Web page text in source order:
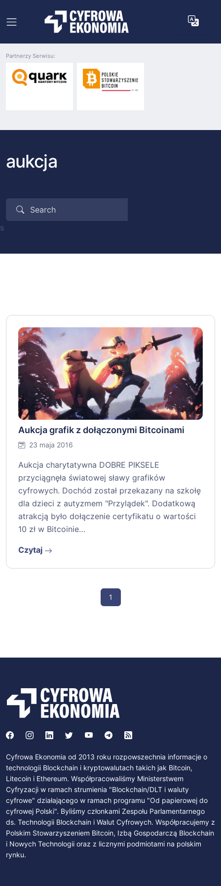
Partnerzy Serwisu:
aukcja
s
Aukcja grafik z dołączonymi Bitcoinami
23 maja 2016
Aukcja charytatywna DOBRE PIKSELE
przyciągnęła światowej sławy grafików
cyfrowych. Dochód został przekazany na szkołę
dla dzieci z autyzmem "Przylądek". Dodatkową
atrakcją było dołączenie certyfikatu o wartości
10 zł w Bitcoinie…
Czytaj
1
Cyfrowa Ekonomia od 2013 roku rozpowszechnia informacje o
technologii Blockchain i kryptowalutach takich jak Bitcoin,
Litecoin i Ethereum. Współpracowaliśmy Ministerstwem
Cyfryzacji w ramach strumienia "Blockchain/DLT i waluty
cyfrowe" działającego w ramach programu "Od papierowej do
cyfrowej Polski". Byliśmy członkami Zespołu Parlamentarnego
ds. Technologii Blockchain i Walut Cyfrowych. Współpracujemy z
Polskim Stowarzyszeniem Bitcoin, Izbą Gospodarczą Blockchain
i Nowych Technologii oraz z licznymi podmiotami na polskim
rynku.